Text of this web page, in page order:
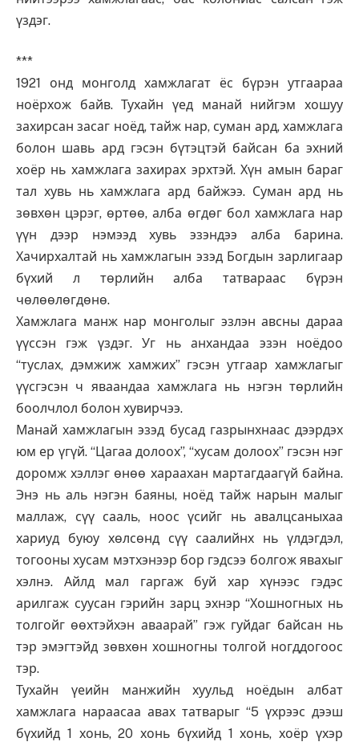
үздэг.
***
1921 онд монголд хамжлагат ёс бүрэн утгаараа
ноёрхож байв. Тухайн үед манай нийгэм хошуу
захирсан засаг ноёд, тайж нар, суман ард, хамжлага
болон шавь ард гэсэн бүтэцтэй байсан ба эхний
хоёр нь хамжлага захирах эрхтэй. Хүн амын бараг
тал хувь нь хамжлага ард байжээ. Суман ард нь
зөвхөн цэрэг, өртөө, алба өгдөг бол хамжлага нар
үүн дээр нэмээд хувь эзэндээ алба барина.
Хачирхалтай нь хамжлагын эзэд Богдын зарлигаар
бүхий л төрлийн алба татвараас бүрэн
чөлөөлөгдөнө.
Хамжлага манж нар монголыг эзлэн авсны дараа
үүссэн гэж үздэг. Уг нь анхандаа эзэн ноёдоо
“туслах, дэмжиж хамжих” гэсэн утгаар хамжлагыг
үүсгэсэн ч яваандаа хамжлага нь нэгэн төрлийн
боолчлол болон хувирчээ.
Манай хамжлагын эзэд бусад газрынхнаас дээрдэх
юм ер үгүй. “Цагаа долоох”, “хусам долоох” гэсэн нэг
доромж хэллэг өнөө хараахан мартагдаагүй байна.
Энэ нь аль нэгэн баяны, ноёд тайж нарын малыг
маллаж, сүү сааль, ноос үсийг нь авалцсаныхаа
хариуд буюу хөлсөнд сүү саалийнх нь үлдэгдэл,
тогооны хусам мэтхэнээр бор гэдсээ болгож явахыг
хэлнэ. Айлд мал гаргаж буй хар хүнээс гэдэс
арилгаж суусан гэрийн зарц эхнэр “Хошногных нь
толгойг өөхтэйхэн аваарай” гэж гуйдаг байсан нь
тэр эмэгтэйд зөвхөн хошногны толгой ногддогоос
тэр.
Тухайн үеийн манжийн хуульд ноёдын албат
хамжлага нараасаа авах татварыг “5 үхрээс дээш
бүхийд 1 хонь, 20 хонь бүхийд 1 хонь, хоёр үхэр